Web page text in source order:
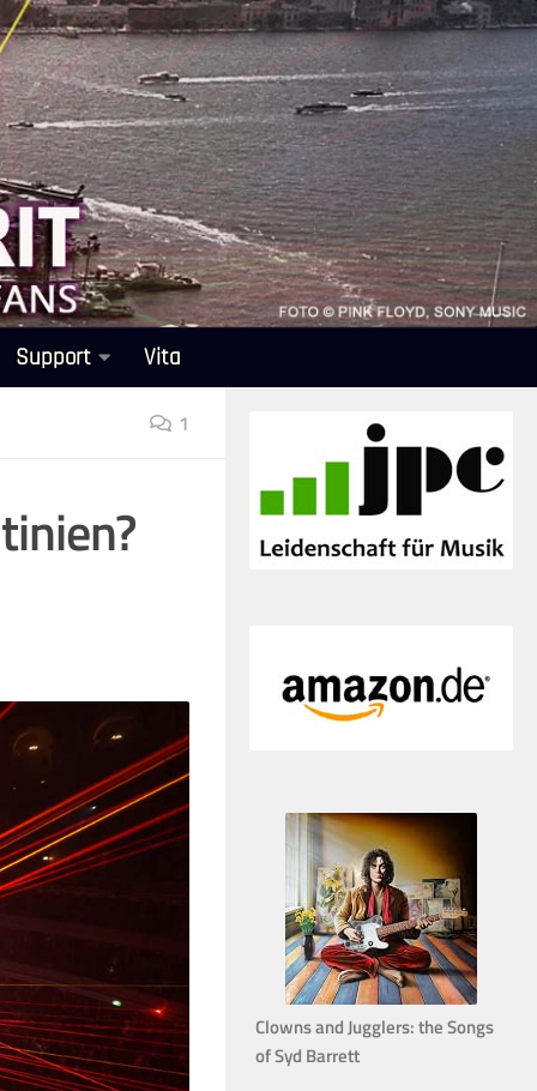
Support Vita
1
Clowns and Jugglers: the Songs
of Syd Barrett